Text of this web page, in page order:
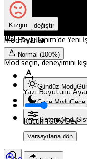
Mod değiştir
Mod Ayarları
Mod seçin, deneyimini
Gündüz Modu
Gece ModuGece
Sistem Modu
Kızgın
Beytüllahim’de Yeni
Normal (100%)
Yazı Boyutunu
Küçük100%Dev
Varsayılana dön